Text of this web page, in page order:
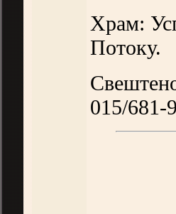
Храм:
Потоку.
015/681-